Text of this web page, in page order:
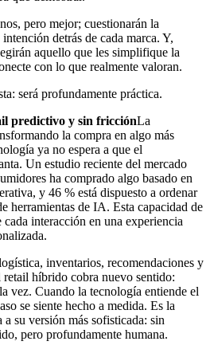
pero mejor; cuestionarán la
detrás de cada marca. Y,
aquello que les simplifique la
con lo que realmente valoran.
será profundamente práctica.
predictivo y sin fricciónLa
la compra en algo más
ya no espera a que el
Un estudio reciente del mercado
ha comprado algo basado en
y 46 % está dispuesto a ordenar
herramientas de IA. Esta capacidad de
interacción en una experiencia
inventarios, recomendaciones y
retail híbrido cobra nuevo sentido:
vez. Cuando la tecnología entiende el
se siente hecho a medida. Es la
su versión más sofisticada: sin
pero profundamente humana.